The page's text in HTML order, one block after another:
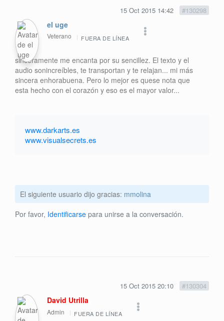
15 Oct 2015 14:42 #130298
el uge
Veterano FUERA DE LÍNEA
sinceramente me encanta por su sencillez. El texto y el
audio sonincreíbles, te transportan y te relajan... mi más
sincera enhorabuena. Pero lo mejor es quese nota que
esta hecho con el corazón y eso es el mayor valor...
www.darkarts.es
www.visualsecrets.es
El siguiente usuario dijo gracias: mmolina
Por favor, Identificarse para unirse a la conversación.
15 Oct 2015 20:10 #130304
David Utrilla
Admin FUERA DE LÍNEA